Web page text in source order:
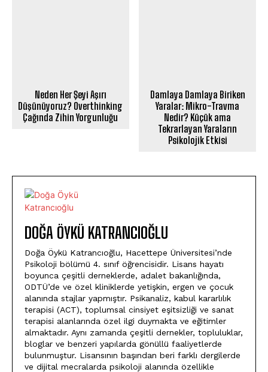
Neden Her Şeyi Aşırı
Düşünüyoruz? Overthinking
Çağında Zihin Yorgunluğu
Damlaya Damlaya Biriken
Yaralar: Mikro-Travma
Nedir? Küçük ama
Tekrarlayan Yaraların
Psikolojik Etkisi
DOĞA ÖYKÜ KATRANCIOĞLU
Doğa Öykü Katrancıoğlu, Hacettepe Üniversitesi’nde
Psikoloji bölümü 4. sınıf öğrencisidir. Lisans hayatı
boyunca çeşitli derneklerde, adalet bakanlığında,
ODTÜ’de ve özel kliniklerde yetişkin, ergen ve çocuk
alanında stajlar yapmıştır. Psikanaliz, kabul kararlılık
terapisi (ACT), toplumsal cinsiyet eşitsizliği ve sanat
terapisi alanlarında özel ilgi duymakta ve eğitimler
almaktadır. Aynı zamanda çeşitli dernekler, topluluklar,
bloglar ve benzeri yapılarda gönüllü faaliyetlerde
bulunmuştur. Lisansının başından beri farklı dergilerde
ve dijital mecralarda psikoloji alanında özellikle